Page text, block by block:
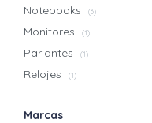
Notebooks (3)
Monitores (1)
Parlantes (1)
Relojes (1)
Marcas